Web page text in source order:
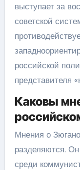
выступает за
советской
российской
представителя
Каковы
Мнения о
разделяются.
среди